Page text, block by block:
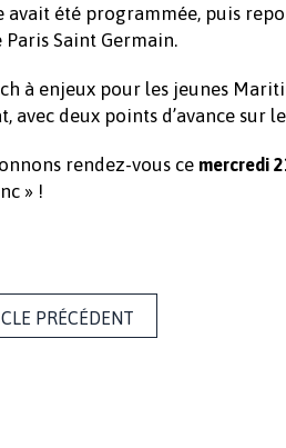
avait été programmée, puis
Saint Germain.
à enjeux pour les jeunes
avec deux points d’avance sur
rendez-vous ce mercredi
» !
PRÉCÉDENT